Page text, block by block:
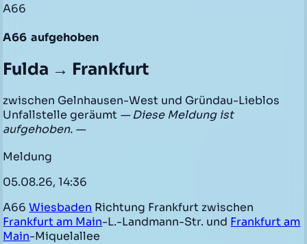
A66
A66 aufgehoben
Fulda → Frankfurt
zwischen Gelnhausen-West und Gründau-Lieblos
Unfallstelle geräumt — Diese Meldung ist
aufgehoben. —
Meldung
05.08.26, 14:36
A66Wiesbaden Richtung Frankfurt zwischen
Frankfurt am Main-L.-Landmann-Str. und Frankfurt am
Main-Miquelallee